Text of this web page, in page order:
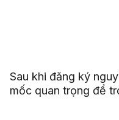
Sau khi đăng ký
mốc quan trọng để